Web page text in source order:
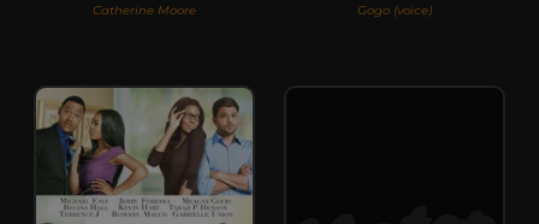
Catherine Moore Gogo (voice)